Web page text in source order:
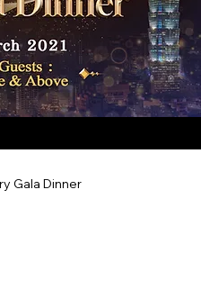
Gala Dinner